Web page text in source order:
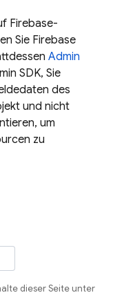
Firebase-
Sie Firebase
Admin
SDK, Sie
des
und nicht
um
zu
dieser Seite unter